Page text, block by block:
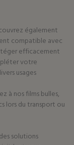
également
compatible avec
efficacement
votre
usages
à nosfilms bulles,
lors du transport ou
solutions